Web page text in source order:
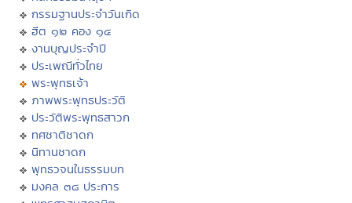
กรรมฐานประจำวันเกิด
ฮีต ๑๒ คอง ๑๔
งานบุญประจำปี
ประเพณีทั่วไทย
พระพุทธเจ้า
ภาพพระพุทธประวัติ
ประวัติพระพุทธสาวก
ทศชาติชาดก
นิทานชาดก
พุทธวจนในธรรมบท
มงคล ๓๘ ประการ